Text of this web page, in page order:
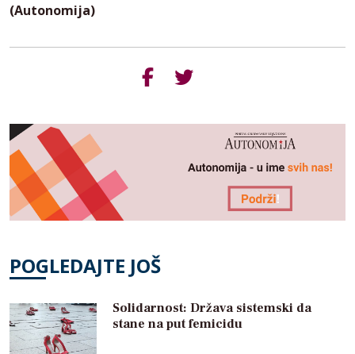
(Autonomija)
POGLEDAJTE JOŠ
Solidarnost: Država sistemski da
stane na put femicidu